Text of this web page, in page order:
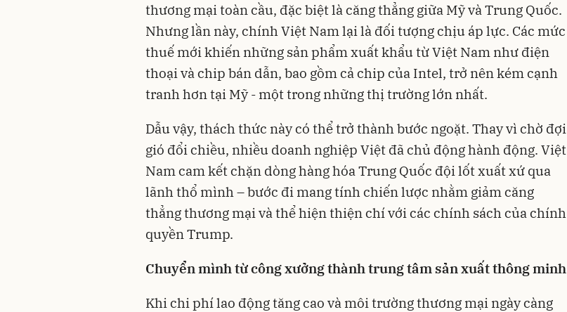
thương mại toàn cầu, đặc biệt là căng thẳng giữa Mỹ và Trung Quốc.
Nhưng lần này, chính Việt Nam lại là đối tượng chịu áp lực. Các mức
thuế mới khiến những sản phẩm xuất khẩu từ Việt Nam như điện
thoại và chip bán dẫn, bao gồm cả chip của Intel, trở nên kém cạnh
tranh hơn tại Mỹ - một trong những thị trường lớn nhất.
Dẫu vậy, thách thức này có thể trở thành bước ngoặt. Thay vì chờ đợi
gió đổi chiều, nhiều doanh nghiệp Việt đã chủ động hành động. Việt
Nam cam kết chặn dòng hàng hóa Trung Quốc đội lốt xuất xứ qua
lãnh thổ mình – bước đi mang tính chiến lược nhằm giảm căng
thẳng thương mại và thể hiện thiện chí với các chính sách của chính
quyền Trump.
Chuyển mình từ công xưởng thành trung tâm sản xuất thông minh
Khi chi phí lao động tăng cao và môi trường thương mại ngày càng